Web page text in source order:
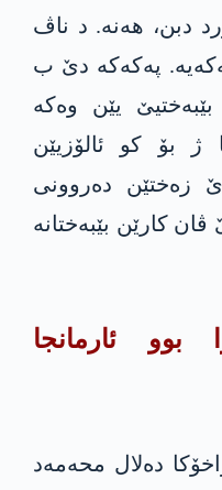
دبن، هەنە. د ناڤ
په‌كه‌كە دێ ب
یێن وه‌كه‌
ژ بۆ كو ئالۆزیێن
زەختێن دەروونی
کارێن بێبەختانە
ئارمانجا
دەلال محه‌مه‌د